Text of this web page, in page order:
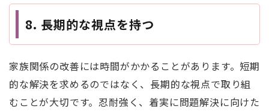
8. 長期的な視点を持つ
家族関係の改善には時間がかかることがあります。短期
的な解決を求めるのではなく、長期的な視点で取り組
むことが大切です。忍耐強く、着実に問題解決に向けた